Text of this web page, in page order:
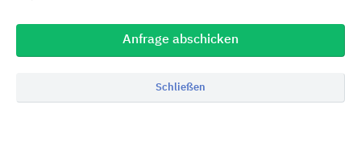
Anfrage abschicken
Schließen